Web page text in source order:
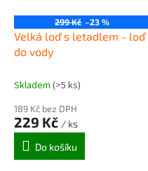
299 Kč –23 %
Velká loď s letadlem - loď
do vody
Skladem (>5 ks)
189 Kč bez DPH
229 Kč / ks
Do košíku